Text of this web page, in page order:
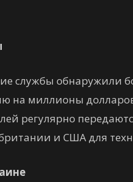
службы обнаружили
на миллионы
регулярно
и США для